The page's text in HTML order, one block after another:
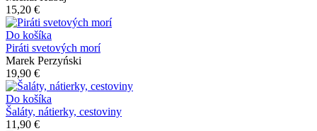
15,20 €
Do košíka
Piráti svetových morí
Marek Perzyński
19,90 €
Do košíka
Šaláty, nátierky, cestoviny
11,90 €